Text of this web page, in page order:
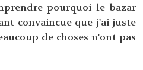
pourquoi le bazar
convaincue que j'ai juste
de choses n'ont pas